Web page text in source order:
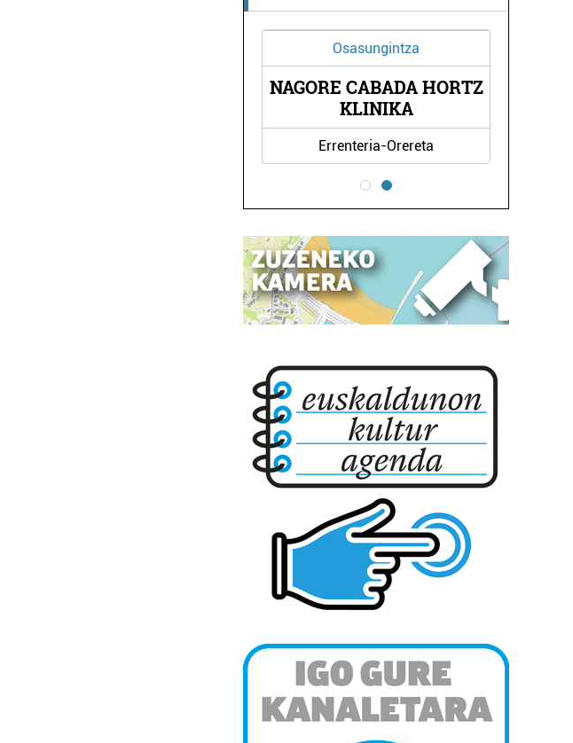
Osasungintza
NAGORE CABADA HORTZ
KLINIKA
Errenteria-Orereta